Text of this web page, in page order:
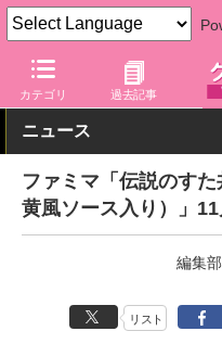
カテゴリ 過去記事
グルメ Watch 店舗 コンビ
ニュース
ファミマ「伝説のす
黄風ソース入り）」
編集
リスト